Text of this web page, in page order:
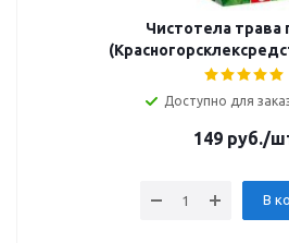
Чистотела трава
Доступно для
149руб./
В